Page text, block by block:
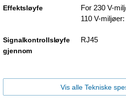
Effektsløyfe
For 230 V-
110 V-
Signalkontrollsløyfe
gjennom
RJ45
Vis alle Tekniske